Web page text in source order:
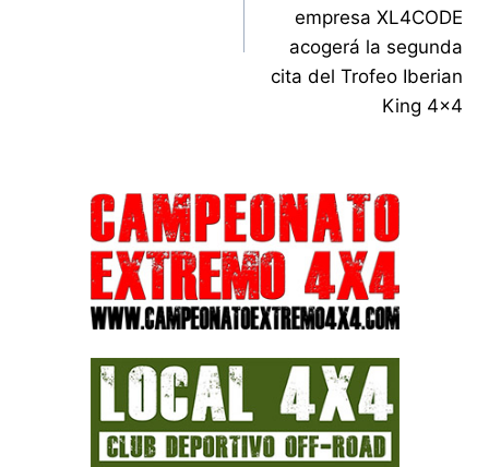
empresa XL4CODE
acogerá la segunda
cita del Trofeo Iberian
King 4×4